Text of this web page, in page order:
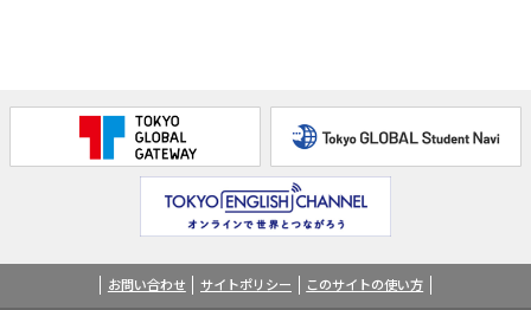
お問い合わせ サイトポリシー このサイトの使い方